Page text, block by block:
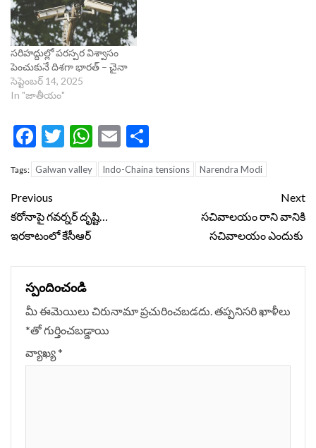
సరిహద్దుల్లో పరస్పర విశ్వాసం
పెంచుకునే దిశగా భారత్ – చైనా
సెప్టెంబర్ 14, 2025
In "జాతీయం"
Facebook
Twitter
WhatsApp
Email
Tags: Galwan valley Indo-Chaina tensions Narendra Modi
Continue
Reading
Previous
కరోనాపై గవర్నర్ దృష్టి…
ఇరకాటంలో కేసీఆర్
Next
సచివాలయం రాని వానికి
సచివాలయం ఎందుకు
స్పందించండి
మీ ఈమెయిలు చిరునామా ప్రచురించబడదు. తప్పనిసరి ఖాళీలు
*‌తో గుర్తించబడ్డాయి
వ్యాఖ్య*